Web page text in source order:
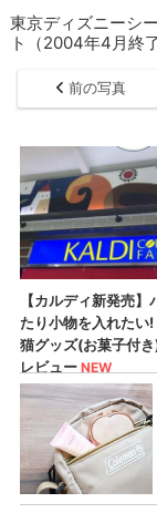
東京ディズニーシ
ト（2004年4月
前の写真